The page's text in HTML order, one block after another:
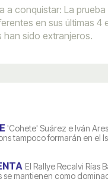
a conquistar: La
en sus últimas
sido extranjeros.
'Cohete' Suárez e Iván
tampoco formarán en el
El Rallye Recalvi Rías
se mantienen como